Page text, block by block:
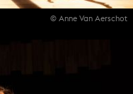
© Anne Van Aerschot